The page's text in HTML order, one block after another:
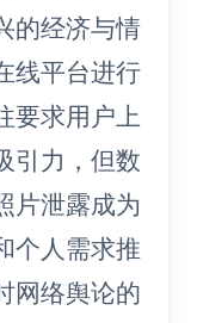
的经济与情
线平台进行
要求用户上
引力，但数
片泄露成为
个人需求推
网络舆论的